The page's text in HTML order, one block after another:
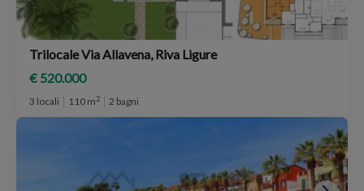
Trilocale Via Allavena, Riva Ligure
€ 520.000
3 locali 110 m2 2 bagni